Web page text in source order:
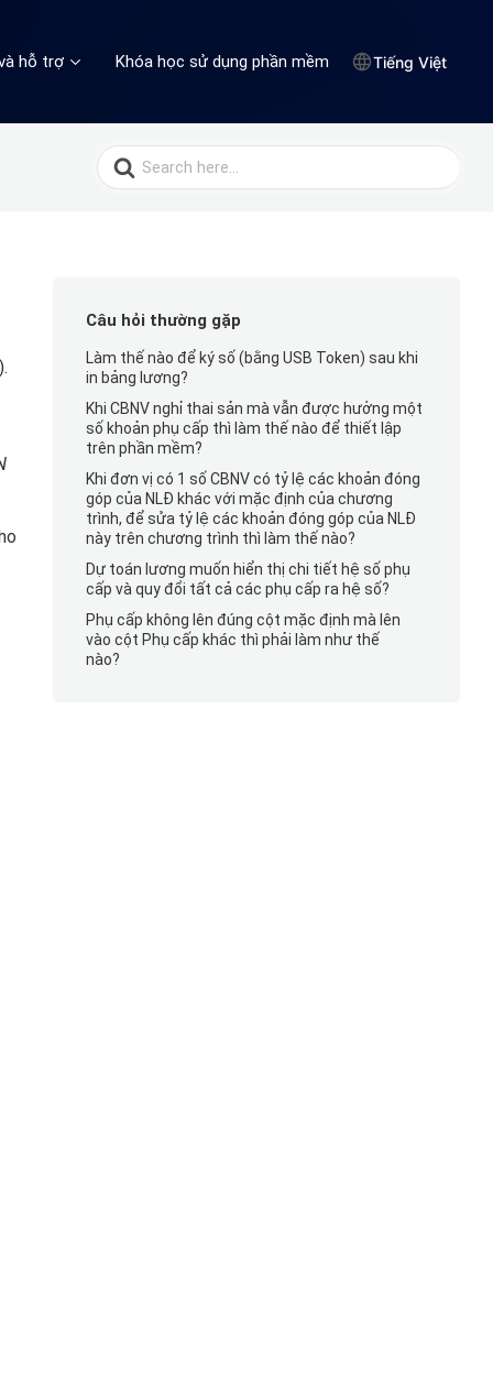
hỗ trợ Khóa học sử dụng phần mềm Tiếng Việt
Search
for:
Câu hỏi thường gặp
Làm thế nào để ký số (bằng USB Token) sau khi
in bảng lương?
Khi CBNV nghỉ thai sản mà vẫn được hưởng một
số khoản phụ cấp thì làm thế nào để thiết lập
trên phần mềm?
Khi đơn vị có 1 số CBNV có tỷ lệ các khoản đóng
góp của NLĐ khác với mặc định của chương
trình, để sửa tỷ lệ các khoản đóng góp của NLĐ
này trên chương trình thì làm thế nào?
Dự toán lương muốn hiển thị chi tiết hệ số phụ
cấp và quy đổi tất cả các phụ cấp ra hệ số?
Phụ cấp không lên đúng cột mặc định mà lên
vào cột Phụ cấp khác thì phải làm như thế
nào?